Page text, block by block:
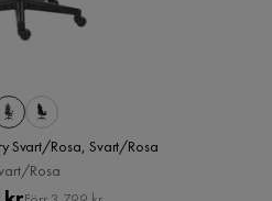
Svart/Rosa, Svart/Rosa
Rosa